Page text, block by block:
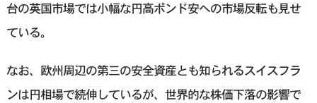
台の英国市場では小幅な円高ポンド安への市場反転も見せ
ている。
なお、欧州周辺の第三の安全資産とも知られるスイスフラ
ンは円相場で続伸しているが、世界的な株価下落の影響で